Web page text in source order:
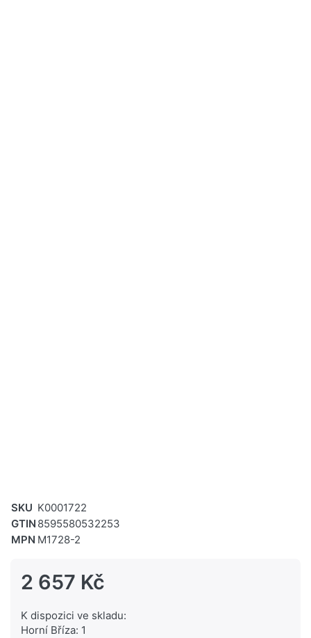
SKU K0001722
GTIN 8595580532253
MPN M1728-2
2 657 Kč
K dispozici ve skladu:
Horní Bříza: 1